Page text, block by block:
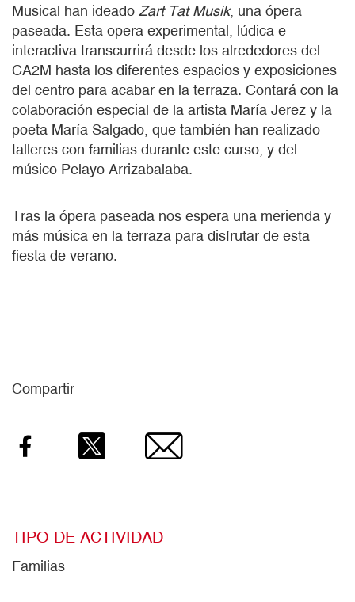
Musical han ideado Zart Tat Musik, una ópera
paseada. Esta opera experimental, lúdica e
interactiva transcurrirá desde los alrededores del
CA2M hasta los diferentes espacios y exposiciones
del centro para acabar en la terraza. Contará con la
colaboración especial de la artista María Jerez y la
poeta María Salgado, que también han realizado
talleres con familias durante este curso, y del
músico Pelayo Arrizabalaba.
Tras la ópera paseada nos espera una merienda y
más música en la terraza para disfrutar de esta
fiesta de verano.
Compartir
Facebook Email
TIPO DE ACTIVIDAD
Familias